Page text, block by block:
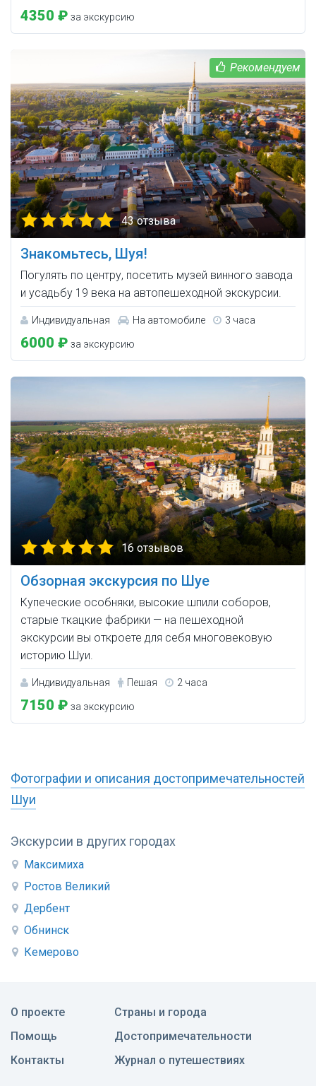
Экскурсии в других городах
Максимиха
Ростов Великий
Дербент
Обнинск
Кемерово
4350 ₽ за экскурсию
43 отзыва
Знакомьтесь, Шуя!
Погулять по центру, посетить музей винного завода
и усадьбу 19 века на автопешеходной экскурсии.
Индивидуальная На автомобиле 3 часа
6000 ₽ за экскурсию
16 отзывов
Обзорная экскурсия по Шуе
Купеческие особняки, высокие шпили соборов,
старые ткацкие фабрики — на пешеходной
экскурсии вы откроете для себя многовековую
историю Шуи.
Индивидуальная Пешая 2 часа
7150 ₽ за экскурсию
Фотографии и описания достопримечательностей
Шуи
О проекте
Помощь
Контакты
Страны и города
Достопримечательности
Журнал о путешествиях